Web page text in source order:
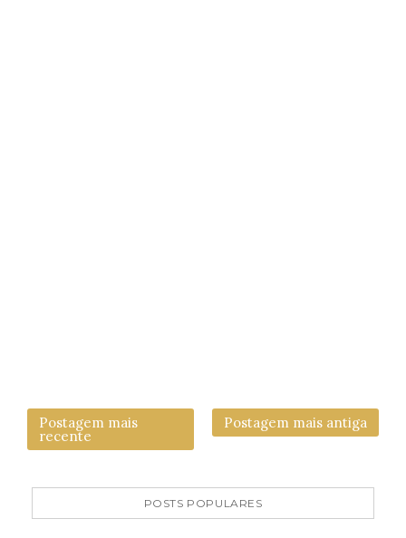
Postagem mais
recente
Postagem mais antiga
POSTS POPULARES